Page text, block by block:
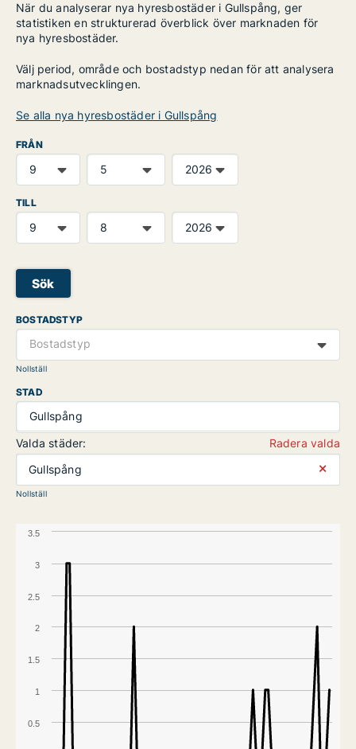
När du analyserar nya hyresbostäder i Gullspång, ger
statistiken en strukturerad överblick över marknaden för
nya hyresbostäder.
Välj period, område och bostadstyp nedan för att analysera
marknadsutvecklingen.
Se alla nya hyresbostäder i Gullspång
FRÅN
TILL
Sök
BOSTADSTYP
Bostadstyp
Nollställ
STAD
Gullspång
Valda städer:
Radera valda
Gullspång
⨯
Nollställ
0.5
1
1.5
2
2.5
3
3.5